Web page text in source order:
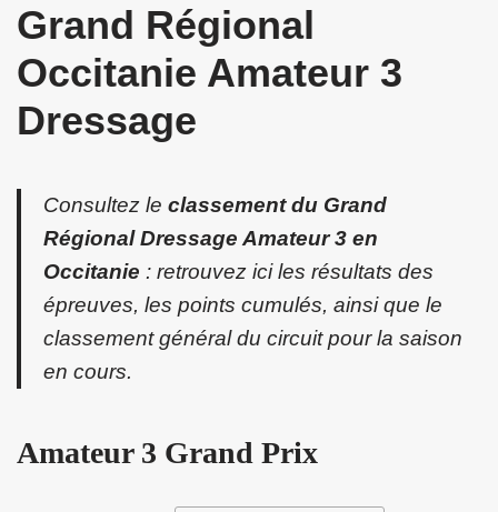
Grand Régional
Occitanie Amateur 3
Dressage
Consultez le classement du Grand
Régional Dressage Amateur 3 en
Occitanie : retrouvez ici les résultats des
épreuves, les points cumulés, ainsi que le
classement général du circuit pour la saison
en cours.
Amateur 3 Grand Prix